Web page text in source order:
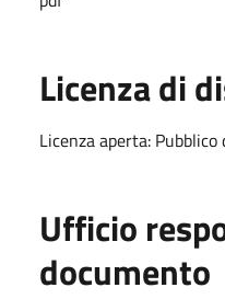
Licenza di
Licenza aperta: Pubblico
Ufficio
documento